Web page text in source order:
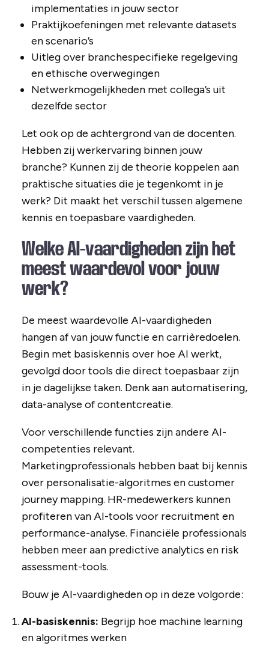
implementaties in jouw sector
Praktijkoefeningen met relevante datasets
en scenario’s
Uitleg over branchespecifieke regelgeving
en ethische overwegingen
Netwerkmogelijkheden met collega’s uit
dezelfde sector
Let ook op de achtergrond van de docenten.
Hebben zij werkervaring binnen jouw
branche? Kunnen zij de theorie koppelen aan
praktische situaties die je tegenkomt in je
werk? Dit maakt het verschil tussen algemene
kennis en toepasbare vaardigheden.
Welke AI-vaardigheden zijn het
meest waardevol voor jouw
werk?
De meest waardevolle AI-vaardigheden
hangen af van jouw functie en carrièredoelen.
Begin met basiskennis over hoe AI werkt,
gevolgd door tools die direct toepasbaar zijn
in je dagelijkse taken. Denk aan automatisering,
data-analyse of contentcreatie.
Voor verschillende functies zijn andere AI-
competenties relevant.
Marketingprofessionals hebben baat bij kennis
over personalisatie-algoritmes en customer
journey mapping. HR-medewerkers kunnen
profiteren van AI-tools voor recruitment en
performance-analyse. Financiële professionals
hebben meer aan predictive analytics en risk
assessment-tools.
Bouw je AI-vaardigheden op in deze volgorde:
AI-basiskennis: Begrijp hoe machine learning
en algoritmes werken